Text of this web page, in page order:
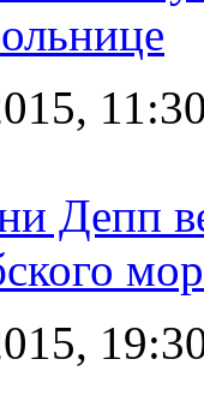
11:30
Депп